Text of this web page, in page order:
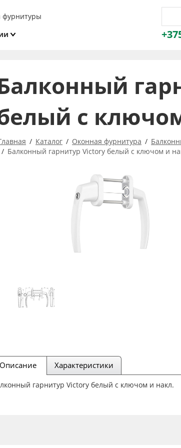
фурнитуры
с
Каталог Оконная фурнитура
Балконный гарнитур Victory белый с ключом и
Описание Характеристики
гарнитур Victory белый с ключом и накл.